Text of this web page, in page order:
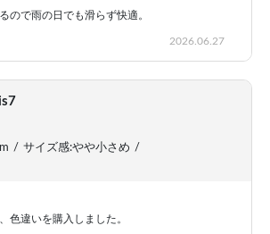
ので雨の日でも滑らず快適。
2026.06.27
/ サイズ感:やや小さめ /
色違いを購入しました。